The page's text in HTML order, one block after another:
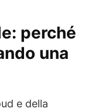
perché
una
e della